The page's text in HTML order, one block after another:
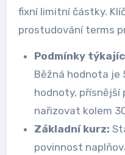
fixní limitní částky.
prostudování terms
Podmínky
Běžná hodnota je
hodnoty, přísnější
nařizovat kolem
Základní kurz:
povinnost